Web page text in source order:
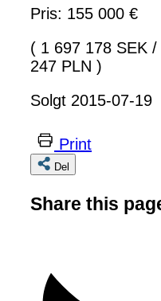
Pris: 155 000 €
( 1 697 178 SEK /
247 PLN )
Solgt 2015-07-19
Print
Del
Share this